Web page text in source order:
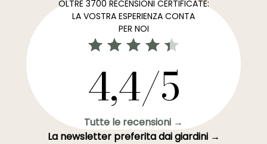
OLTRE 3700 RECENSIONI CERTIFICATE:
LA VOSTRA ESPERIENZA CONTA
PER NOI
4,4/5
Tutte le recensioni →
La newsletter preferita dai giardini →